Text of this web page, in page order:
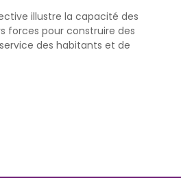
illustre la capacité des
forces pour construire des
des habitants et de